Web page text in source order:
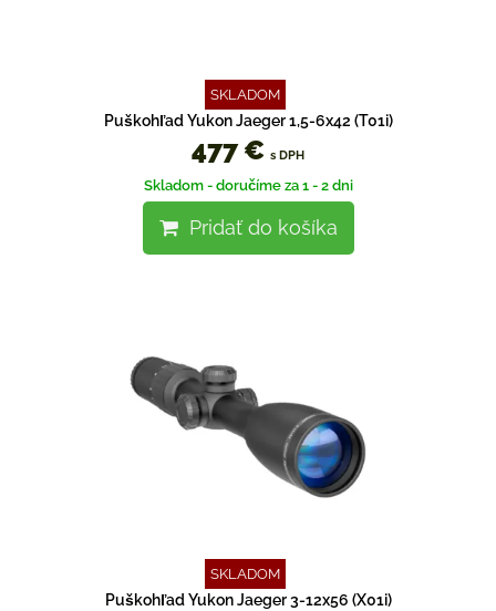
SKLADOM
Puškohľad Yukon Jaeger 1,5-6x42 (T01i)
477 € s DPH
Skladom - doručíme za 1 - 2 dni
Pridať do košíka
SKLADOM
Puškohľad Yukon Jaeger 3-12x56 (X01i)